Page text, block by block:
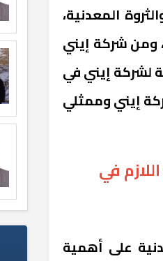
المعدنية،
ومن شركة إيني
لشركة إيني في
إيني وممثلي
في
على أهمية